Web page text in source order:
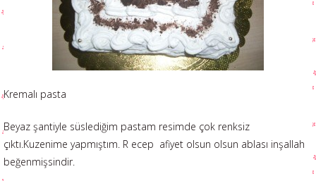
Kremalı pasta
Beyaz şantiyle süslediğim pastam resimde çok renksiz
çıktı.Kuzenime yapmıştım. R ecep afiyet olsun olsun ablası inşallah
beğenmişsindir.